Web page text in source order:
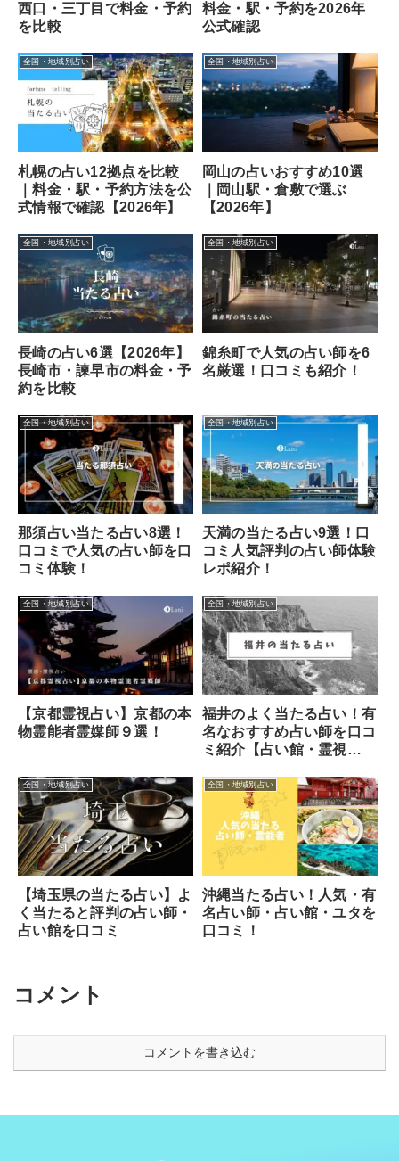
西口・三丁目で料金・予約
を比較
料金・駅・予約を2026年
公式確認
全国・地域別占い
札幌の占い12拠点を比較
｜料金・駅・予約方法を公
式情報で確認【2026年】
全国・地域別占い
岡山の占いおすすめ10選
｜岡山駅・倉敷で選ぶ
【2026年】
全国・地域別占い
長崎の占い6選【2026年】
長崎市・諫早市の料金・予
約を比較
全国・地域別占い
錦糸町で人気の占い師を6
名厳選！口コミも紹介！
全国・地域別占い
那須占い当たる占い8選！
口コミで人気の占い師を口
コミ体験！
全国・地域別占い
天満の当たる占い9選！口
コミ人気評判の占い師体験
レポ紹介！
全国・地域別占い
【京都霊視占い】京都の本
物霊能者霊媒師９選！
全国・地域別占い
福井のよく当たる占い！有
名なおすすめ占い師を口コ
ミ紹介【占い館・霊視
全国・地域別占い
【埼玉県の当たる占い】よ
く当たると評判の占い師・
占い館を口コミ
全国・地域別占い
沖縄当たる占い！人気・有
名占い師・占い館・ユタを
口コミ！
コメント
コメントを書き込む